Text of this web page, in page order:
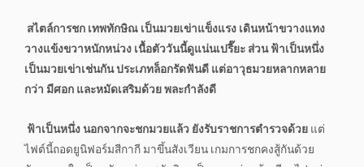
สไตล์การชก เทพทักษิณ เป็นมวยเข่าแข็งแรง เดินหน้าขวางแทง
วางแข้งขวาหนักหน่วง เนื้อตัววันนี้ดูแน่นเปรี๊ยะ ส่วน ฟ้าเป็นหนึ่ง
เป็นมวยเข่าเช่นกัน ประเภทล็อกรัดฟันดี แต่อาวุธมวยหลากหลาย
กว่า มีศอก และหมัดเสริมด้วย พละกำลังดี
ฟ้าเป็นหนึ่ง นอกจากจะชกมวยแล้ว ยังรับราชการตำรวจด้วยแต่
ไฟต์นี้ถอดยูนิฟอร์มสีกากี มาขึ้นสังเวียน เกมการชกคงสู้กันด้วย